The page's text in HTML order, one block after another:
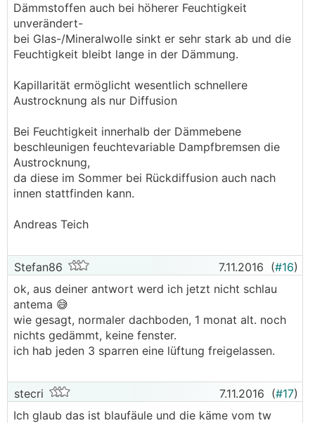
Dämmstoffen auch bei höherer Feuchtigkeit
unverändert-
bei Glas-/Mineralwolle sinkt er sehr stark ab und die
Feuchtigkeit bleibt lange in der Dämmung.
Kapillarität ermöglicht wesentlich schnellere
Austrocknung als nur Diffusion
Bei Feuchtigkeit innerhalb der Dämmebene
beschleunigen feuchtevariable Dampfbremsen die
Austrocknung,
da diese im Sommer bei Rückdiffusion auch nach
innen stattfinden kann.
Andreas Teich
Stefan86 7.11.2016 (#16)
ok, aus deiner antwort werd ich jetzt nicht schlau
antema 😅
wie gesagt, normaler dachboden, 1 monat alt. noch
nichts gedämmt, keine fenster.
ich hab jeden 3 sparren eine lüftung freigelassen.
stecri 7.11.2016 (#17)
Ich glaub das ist blaufäule und die käme vom tw